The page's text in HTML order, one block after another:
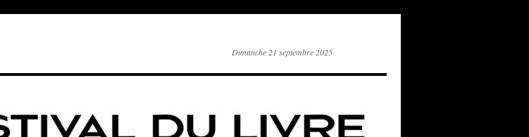
Dimanche 21 septembre 2025